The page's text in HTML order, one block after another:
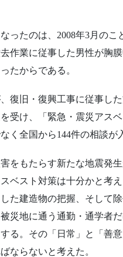
ったのは、2008年3月のこ
作業に従事した男性が胸
たからである。
復旧・復興工事に従事し
受け、「緊急・震災アス
く全国から144件の相談が
をもたらす新たな地震発
ベスト対策は十分かと考
た建造物の把握、そして
災地に通う通勤・通学者
る。その「日常」と「善
ならないと考えた。